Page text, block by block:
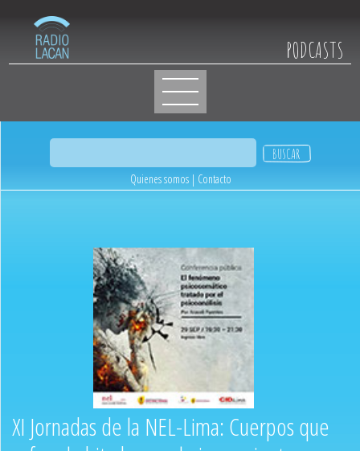
PODCASTS
Quienes somos| Contacto
XI Jornadas de la NEL-Lima: Cuerpos que